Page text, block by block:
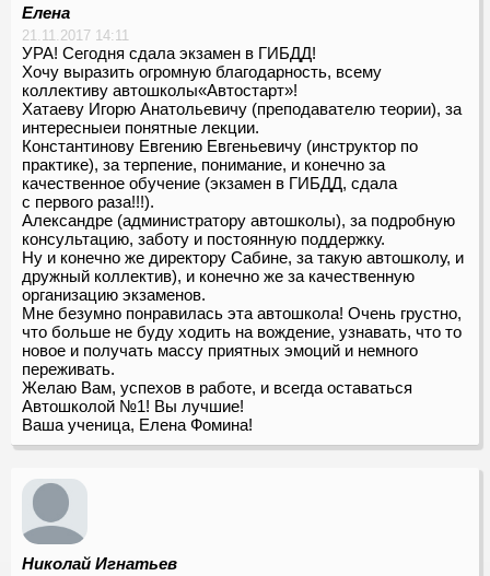
Елена
21.11.2017 14:11
УРА! Сегодня сдала экзамен в ГИБДД!
Хочу выразить огромную благодарность, всему
коллективу автошколы«Автостарт»!
Хатаеву Игорю Анатольевичу (преподавателю теории), за
интересныеи понятные лекции.
Константинову Евгению Евгеньевичу (инструктор по
практике), за терпение, понимание, и конечно за
качественное обучение (экзамен в ГИБДД, сдала
с первого раза!!!).
Александре (администратору автошколы), за подробную
консультацию, заботу и постоянную поддержку.
Ну и конечно же директору Сабине, за такую автошколу, и
дружный коллектив), и конечно же за качественную
организацию экзаменов.
Мне безумно понравилась эта автошкола! Очень грустно,
что больше не буду ходить на вождение, узнавать, что то
новое и получать массу приятных эмоций и немного
переживать.
Желаю Вам, успехов в работе, и всегда оставаться
Автошколой №1! Вы лучшие!
Ваша ученица, Елена Фомина!
Николай Игнатьев